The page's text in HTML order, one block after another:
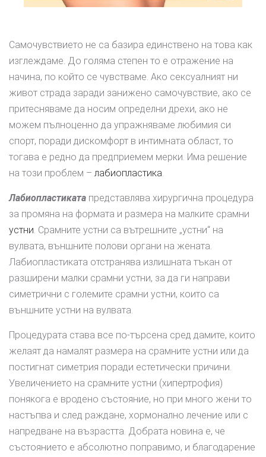
Самочувствието не са базира единствено на това как
изглеждаме. До голяма степен то е отражение на
начина, по който се чувстваме. Ако сексуалният ни
живот страда заради занижено самочувствие, ако се
притесняваме да носим определни дрехи, ако не
можем пълноценно да упражняваме любимия си
спорт, поради дискомфорт в интимната област, то
тогава е редно да предприемем мерки. Има решение
на този проблем – лабиопластика.
Лабиопластиката представлява хирургична процедура
за промяна на формата и размера на малките срамни
устни. Срамните устни са вътрешните „устни“ на
вулвата, външните полови органи на жената.
Лабиопластиката отстранява излишната тъкан от
разширени малки срамни устни, за да ги направи
симетрични с големите срамни устни, които са
външните устни на вулвата.
Процедурата става все по-търсена сред дамите, които
желаят да намалят размера на срамните устни или да
постигнат симетрия поради естетически причини.
Увеличението на срамните устни (хипертрофия)
понякога е вродено състояние, но при много жени то
настъпва и след раждане, хормонално лечение или с
напредване на възрастта. Добрата новина е, че
състоянието е абсолютно поправимо, и благодарение